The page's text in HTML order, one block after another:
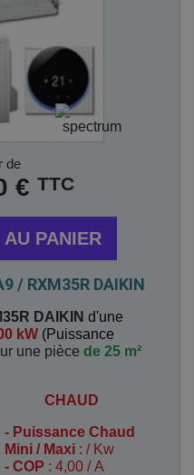
de
€ TTC
PANIER
/ RXM35R DAIKIN
DAIKIN d'une
kW (Puissance
une pièce de 25 m²
CHAUD
- Puissance Chaud
Mini / Maxi : / Kw
- COP : 4,00 / A